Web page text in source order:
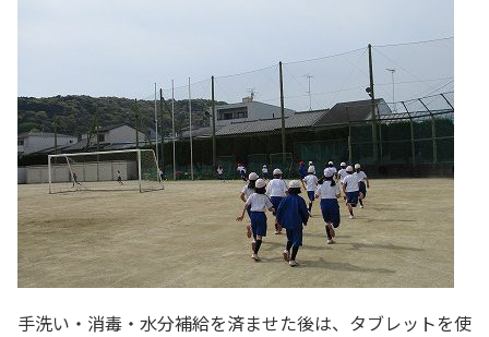
手洗い・消毒・水分補給を済ませた後は、タブレットを使